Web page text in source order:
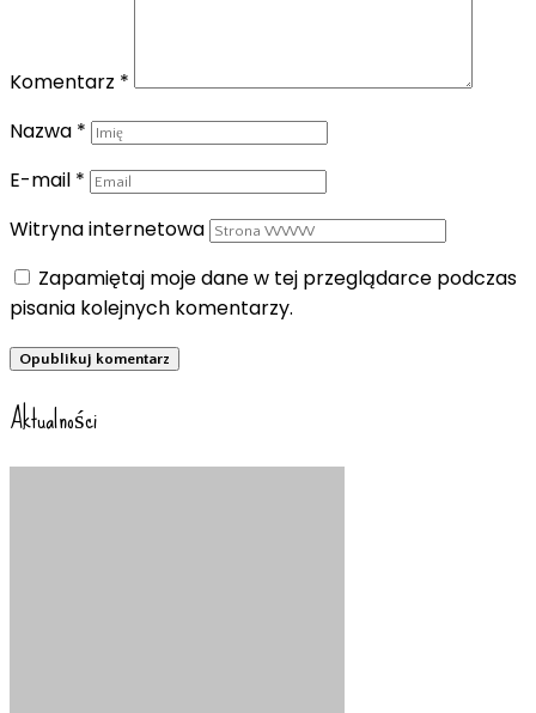
Komentarz *
Nazwa *
E-mail *
Witryna internetowa
Zapamiętaj moje dane w tej przeglądarce podczas
pisania kolejnych komentarzy.
Aktualności